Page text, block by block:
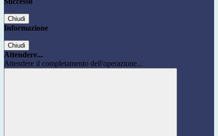
Chiudi
Informazione
Chiudi
Attendere...
Attendere il completamento dell'operazione...